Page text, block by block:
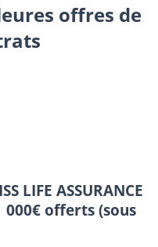
offres de
LIFE ASSURANCE
000€ offerts (sous